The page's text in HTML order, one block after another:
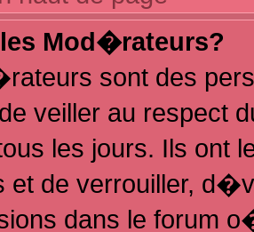
Mod�rateurs?
sont des
veiller au respect
les jours. Ils ont
et de verrouiller,
dans le forum